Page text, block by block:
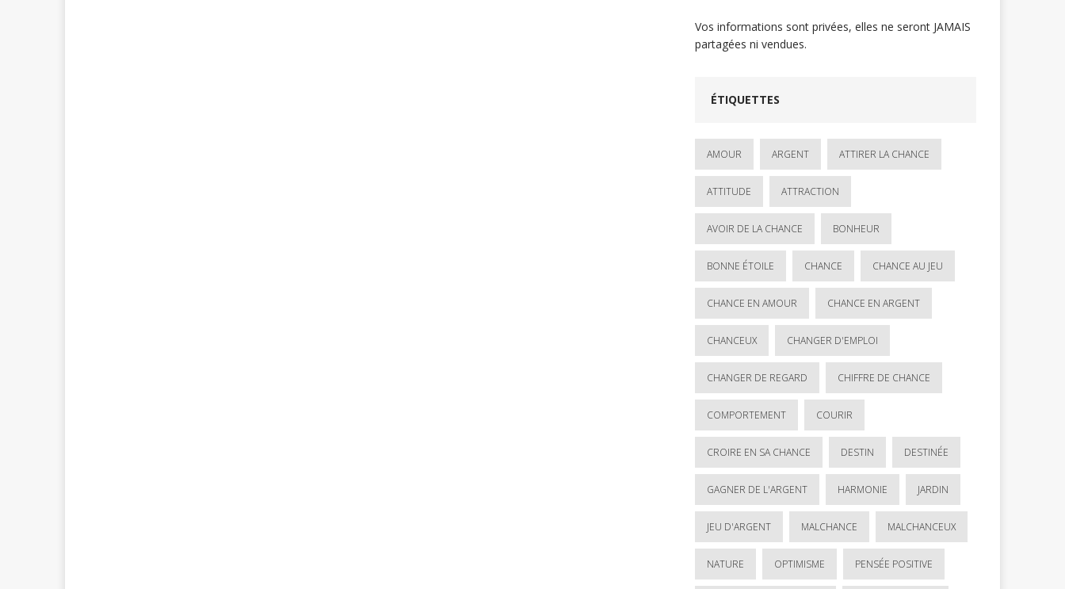
Vos informations sont privées, elles ne seront JAMAIS
partagées ni vendues.
ÉTIQUETTES
AMOUR ARGENT ATTIRER LA CHANCE
ATTITUDE ATTRACTION
AVOIR DE LA CHANCE BONHEUR
BONNE ÉTOILE CHANCE CHANCE AU JEU
CHANCE EN AMOUR CHANCE EN ARGENT
CHANCEUX CHANGER D'EMPLOI
CHANGER DE REGARD CHIFFRE DE CHANCE
COMPORTEMENT COURIR
CROIRE EN SA CHANCE DESTIN DESTINÉE
GAGNER DE L'ARGENT HARMONIE JARDIN
JEU D'ARGENT MALCHANCE MALCHANCEUX
NATURE OPTIMISME PENSÉE POSITIVE